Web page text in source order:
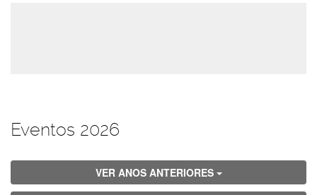
Eventos 2026
VER ANOS ANTERIORES